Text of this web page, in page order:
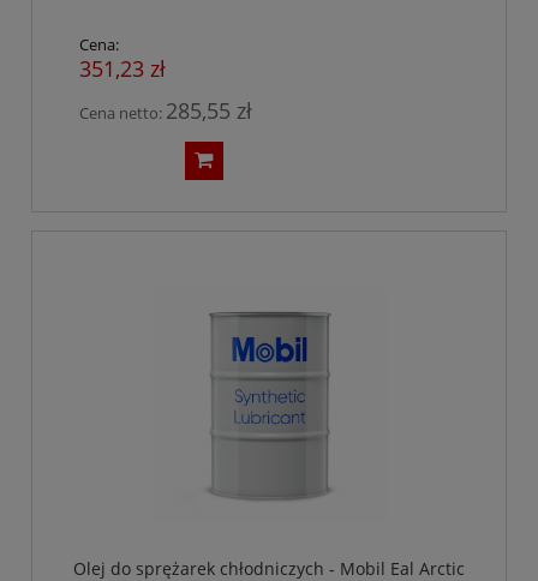
Cena:
351,23 zł
Cena netto: 285,55 zł
Olej do sprężarek chłodniczych - Mobil Eal Arctic